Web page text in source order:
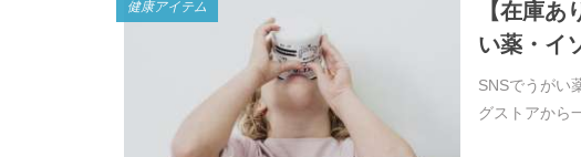
健康アイテム
【在庫
い薬・イ
SNSでうがい
グストアから